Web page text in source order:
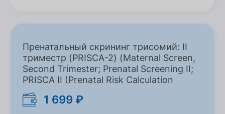
Пренатальный скрининг трисомий: II
триместр (PRISСA-2) (Maternal Screen,
Second Trimester; Prenatal Screening II;
PRISCA II (Prenatal Risk Calculation
1 699 ₽